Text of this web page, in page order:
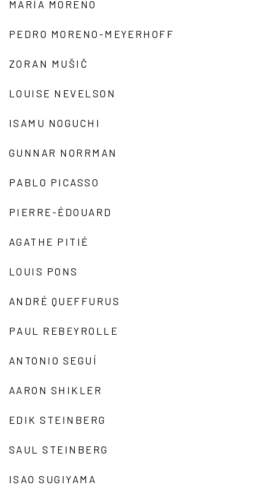
MARÍA MORENO
PEDRO MORENO-MEYERHOFF
ZORAN MUŠIČ
LOUISE NEVELSON
ISAMU NOGUCHI
GUNNAR NORRMAN
PABLO PICASSO
PIERRE-ÉDOUARD
AGATHE PITIÉ
LOUIS PONS
ANDRÉ QUEFFURUS
PAUL REBEYROLLE
ANTONIO SEGUÍ
AARON SHIKLER
EDIK STEINBERG
SAUL STEINBERG
ISAO SUGIYAMA